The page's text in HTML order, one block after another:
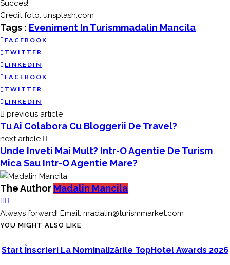
Succes!
Credit foto: unsplash.com
Tags : Eveniment In TurismMadalin Mancila
FACEBOOK
TWITTER
LINKEDIN
FACEBOOK
TWITTER
LINKEDIN
previous article
Tu Ai Colabora Cu Bloggerii De Travel?
next article
Unde Inveti Mai Mult? Intr-O Agentie De Turism
Mica Sau Intr-O Agentie Mare?
The Author Madalin Mancila
Always forward! Email: madalin@turismmarket.com
YOU MIGHT ALSO LIKE
Start Înscrieri La Nominalizările TopHotel Awards 2026